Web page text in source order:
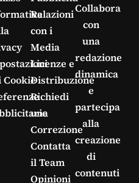
Cookie
Relazioni
con i
Media
Licenze e
Distribuzione
Richiedi
una
Correzione
Contatta
il Team
Opinioni
Collabora
con
una
redazione
dinamica
e
partecipa
alla
creazione
di
contenuti